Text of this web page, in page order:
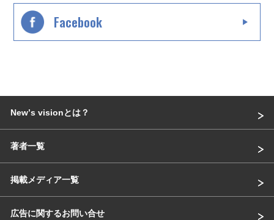
Facebook
Newʼs visionとは？
著者一覧
掲載メディア一覧
広告に関するお問い合せ